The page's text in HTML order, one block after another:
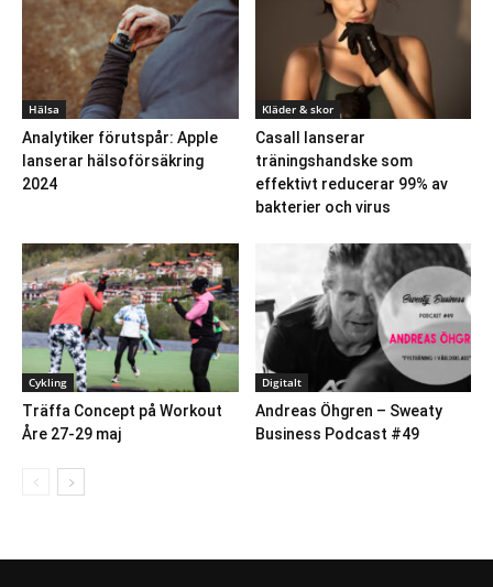
Hälsa
Analytiker förutspår: Apple
lanserar hälsoförsäkring
2024
Kläder & skor
Casall lanserar
träningshandske som
effektivt reducerar 99% av
bakterier och virus
Cykling
Träffa Concept på Workout
Åre 27-29 maj
Digitalt
Andreas Öhgren – Sweaty
Business Podcast #49